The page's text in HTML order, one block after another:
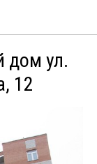
дом ул.
12